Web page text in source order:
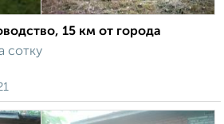
15 км от города
сотку